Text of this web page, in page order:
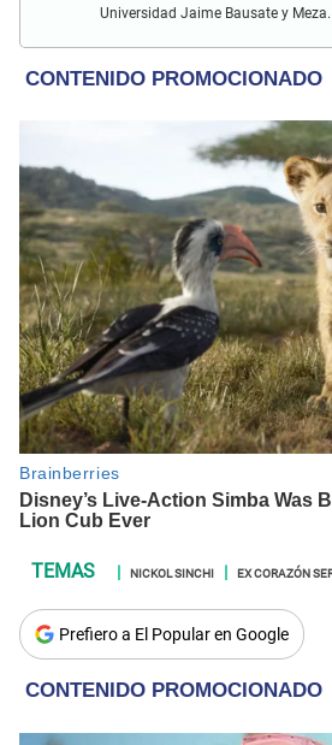
Universidad Jaime Bausate y Meza.
películas, series, videojuegos y
NICKOL SINCHI EX CORAZÓN
Prefiero a El Popular en Google